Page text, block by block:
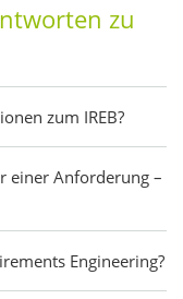
zu
zum IREB?
einer Anforderung –
Engineering?